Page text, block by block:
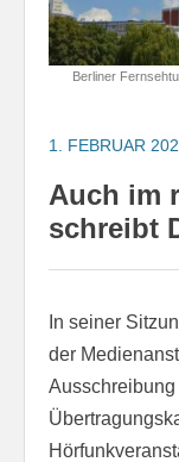
Berliner
1. FEBRUAR
Auch im
schreibt
In seiner
der